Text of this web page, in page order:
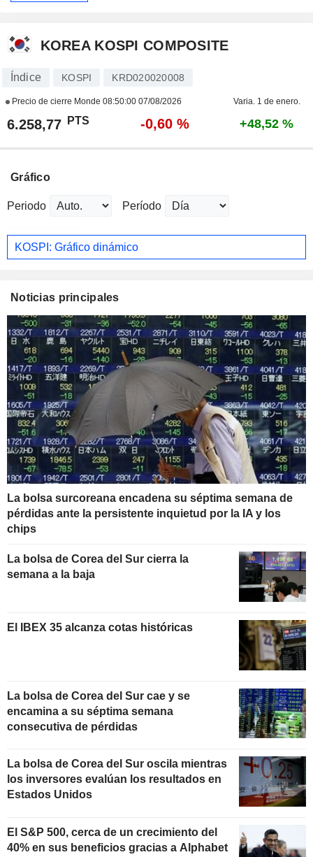
KOREA KOSPI COMPOSITE
Índice KOSPI KRD020020008
Precio de cierre Monde 08:50:00 07/08/2026 Varia. 1 de enero.
6.258,77 PTS -0,60 % +48,52 %
Gráfico
Periodo Período
KOSPI: Gráfico dinámico
Noticias principales
La bolsa surcoreana encadena su séptima semana de
pérdidas ante la persistente inquietud por la IA y los
chips
La bolsa de Corea del Sur cierra la
semana a la baja
El IBEX 35 alcanza cotas históricas
La bolsa de Corea del Sur cae y se
encamina a su séptima semana
consecutiva de pérdidas
La bolsa de Corea del Sur oscila mientras
los inversores evalúan los resultados en
Estados Unidos
El S&P 500, cerca de un crecimiento del
40% en sus beneficios gracias a Alphabet